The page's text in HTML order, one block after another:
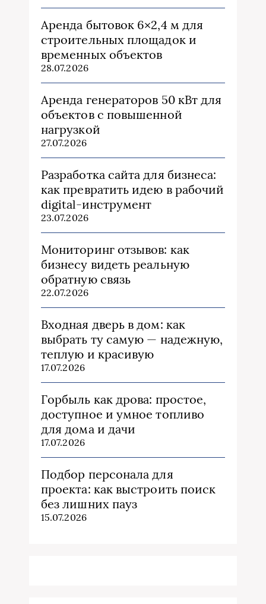
Аренда бытовок 6×2,4 м для
строительных площадок и
временных объектов
28.07.2026
Аренда генераторов 50 кВт для
объектов с повышенной
нагрузкой
27.07.2026
Разработка сайта для бизнеса:
как превратить идею в рабочий
digital-инструмент
23.07.2026
Мониторинг отзывов: как
бизнесу видеть реальную
обратную связь
22.07.2026
Входная дверь в дом: как
выбрать ту самую — надежную,
теплую и красивую
17.07.2026
Горбыль как дрова: простое,
доступное и умное топливо
для дома и дачи
17.07.2026
Подбор персонала для
проекта: как выстроить поиск
без лишних пауз
15.07.2026